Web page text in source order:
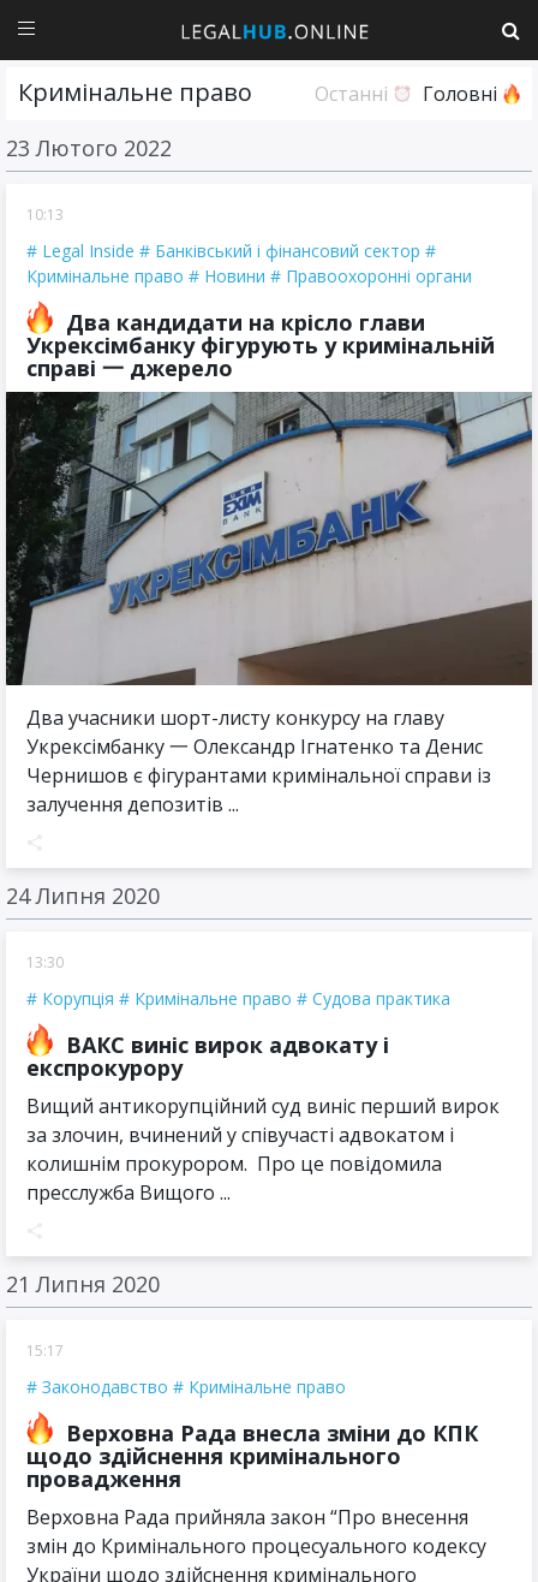
Кримінальне право Останні Головні
23 Лютого 2022
10:13
Legal Inside
Банківський і фінансовий сектор
Кримінальне право
Новини Правоохоронні органи
Два кандидати на крісло глави
Укрексімбанку фігурують у кримінальній
справі 一 джерело
Два учасники шорт-листу конкурсу на главу
Укрексімбанку 一 Олександр Ігнатенко та Денис
Чернишов є фігурантами кримінальної справи із
залучення депозитів ...
24 Липня 2020
13:30
Корупція Кримінальне право Судова практика
ВАКС виніс вирок адвокату і
експрокурору
Вищий антикорупційний суд виніс перший вирок
за злочин, вчинений у співучасті адвокатом і
колишнім прокурором. Про це повідомила
пресслужба Вищого ...
21 Липня 2020
15:17
Законодавство Кримінальне право
Верховна Рада внесла зміни до КПК
щодо здійснення кримінального
провадження
Верховна Рада прийняла закон “Про внесення
змін до Кримінального процесуального кодексу
України щодо здійснення кримінального